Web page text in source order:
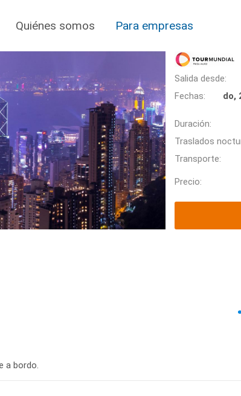
Quiénes somos Para empresas
Salida desde:
Fechas:
do,
Duración:
Traslados
Transporte:
Precio:
a bordo.